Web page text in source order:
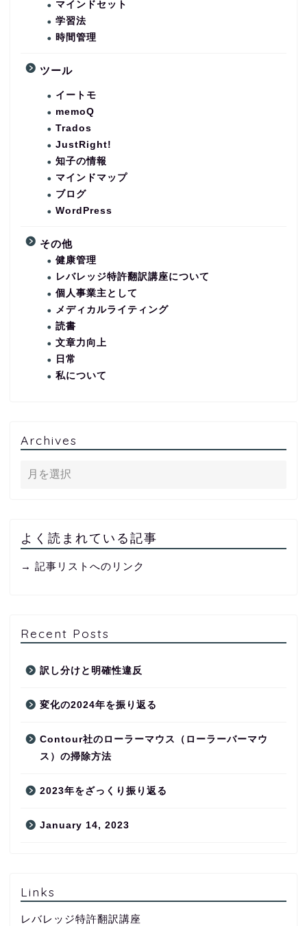
マインドセット
学習法
時間管理
ツール
イートモ
memoQ
Trados
JustRight!
知子の情報
マインドマップ
ブログ
WordPress
その他
健康管理
レバレッジ特許翻訳講座について
個人事業主として
メディカルライティング
読書
文章力向上
日常
私について
Archives
よく読まれている記事
→ 記事リストへのリンク
Recent Posts
訳し分けと明確性違反
変化の2024年を振り返る
Contour社のローラーマウス（ローラーバーマウ
ス）の掃除方法
2023年をざっくり振り返る
January 14, 2023
Links
レバレッジ特許翻訳講座